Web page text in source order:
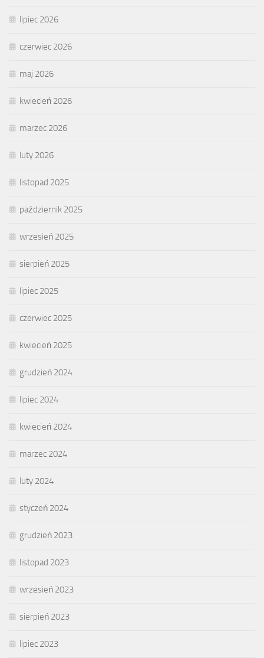
lipiec 2026
czerwiec 2026
maj 2026
kwiecień 2026
marzec 2026
luty 2026
listopad 2025
październik 2025
wrzesień 2025
sierpień 2025
lipiec 2025
czerwiec 2025
kwiecień 2025
grudzień 2024
lipiec 2024
kwiecień 2024
marzec 2024
luty 2024
styczeń 2024
grudzień 2023
listopad 2023
wrzesień 2023
sierpień 2023
lipiec 2023